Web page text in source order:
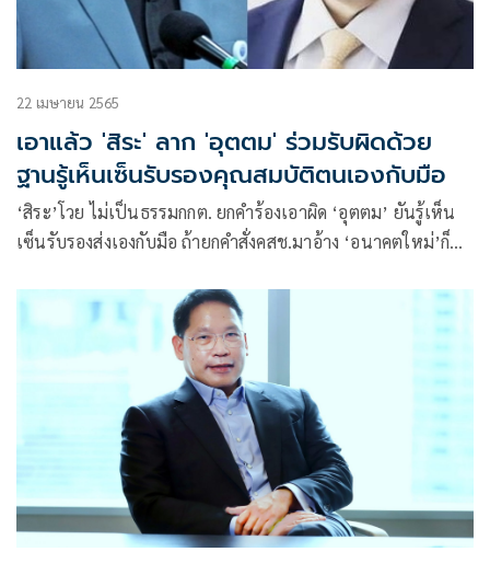
22 เมษายน 2565
เอาแล้ว 'สิระ' ลาก 'อุตตม' ร่วมรับผิดด้วย
ฐานรู้เห็นเซ็นรับรองคุณสมบัติตนเองกับมือ
‘สิระ’โวย ไม่เป็นธรรมกกต. ยกคำร้องเอาผิด ‘อุตตม’ ยันรู้เห็น
เซ็นรับรองส่งเองกับมือ ถ้ายกคำสั่งคสช.มาอ้าง ‘อนาคตใหม่’ก็
ต้องหรือ มีลับลมคมในหรือไม่